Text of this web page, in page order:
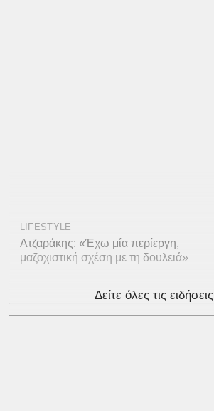
LIFESTYLE
Ατζαράκης: «Έχω μία περίεργη,
μαζοχιστική σχέση με τη δουλειά»
Δείτε όλες τις ειδήσεις